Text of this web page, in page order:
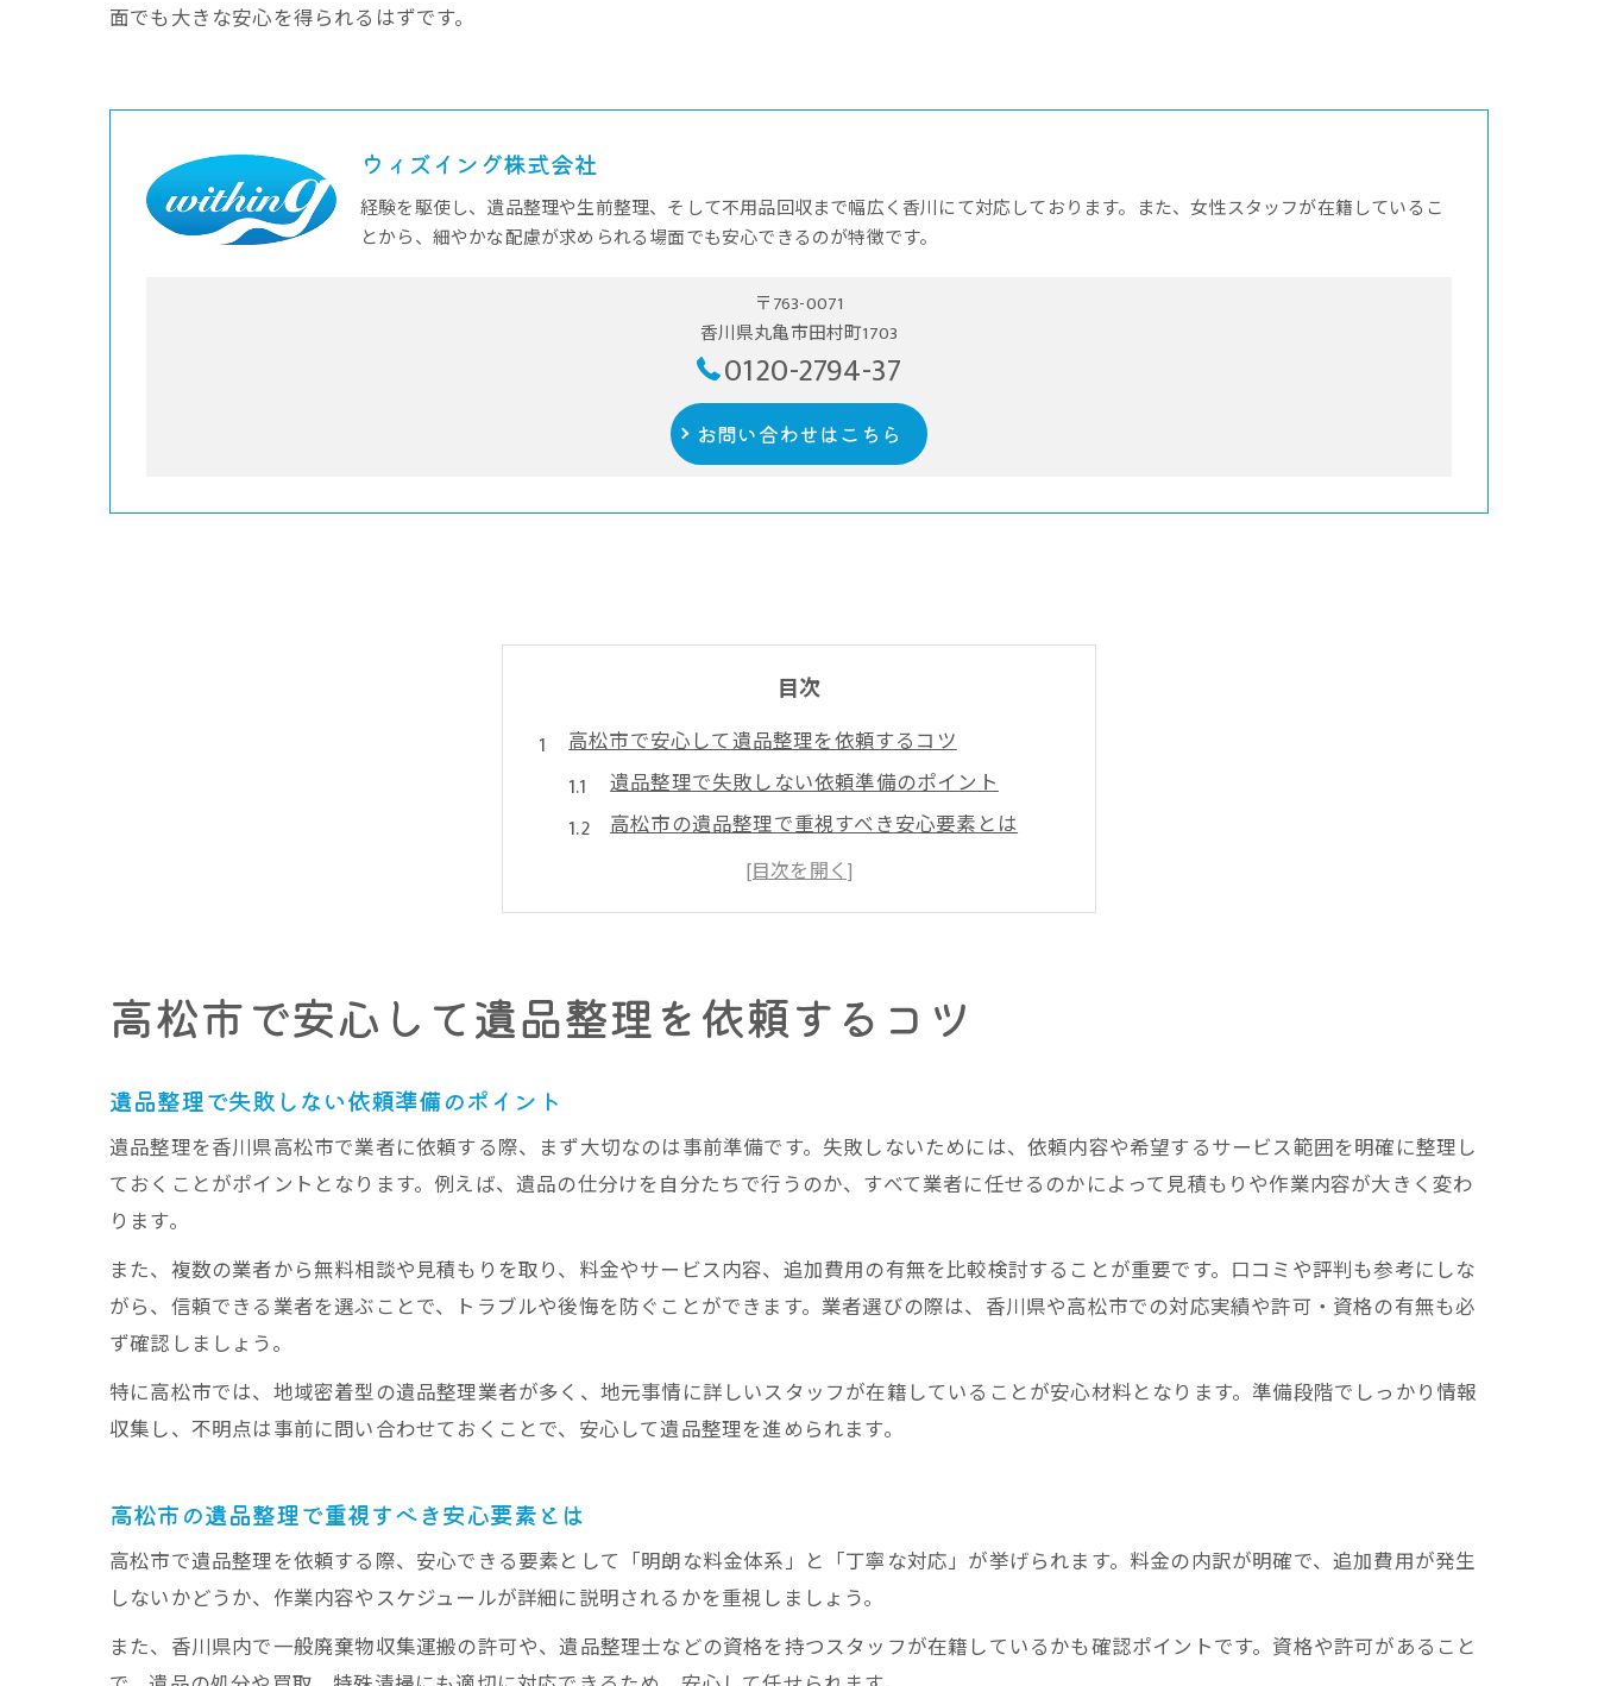
面でも大きな安心を得られるはずです。
ウィズイング株式会社
経験を駆使し、遺品整理や生前整理、そして不用品回収まで幅広く香川にて対応しております。また、女性スタッフが在籍しているこ
とから、細やかな配慮が求められる場面でも安心できるのが特徴です。
〒763-0071
香川県丸亀市田村町1703
0120-2794-37
お問い合わせはこちら
目次
高松市で安心して遺品整理を依頼するコツ
遺品整理で失敗しない依頼準備のポイント
高松市の遺品整理で重視すべき安心要素とは
信頼できる遺品整理業者の特徴を知る方法
遺品整理の無料相談を活用した安心の始め方
遺品整理業者選びで押さえたい高松市の特徴
高松市の遺品整理業者が持つ強みと安心感
遺品整理業者の資格・許可の確認が重要な理由
高松市で選ばれる遺品整理業者の傾向
遺品整理業者選びで重視したい認可と実績
高松市で安心の遺品整理を叶えるチェック項目
利用者の声から学ぶ遺品整理業者の選び方
遺品整理の対応力を確認する具体的な質問例
高松市の遺品整理で無料回収が可能な品目
遺品整理と特殊清掃の違いと依頼のポイント
遺品整理で家財整理業者ができることを解説
高松市で安心して遺品整理を依頼するコツ
遺品整理で失敗しない依頼準備のポイント
遺品整理を香川県高松市で業者に依頼する際、まず大切なのは事前準備です。失敗しないためには、依頼内容や希望するサービス範囲を明確に整理し
ておくことがポイントとなります。例えば、遺品の仕分けを自分たちで行うのか、すべて業者に任せるのかによって見積もりや作業内容が大きく変わ
ります。
また、複数の業者から無料相談や見積もりを取り、料金やサービス内容、追加費用の有無を比較検討することが重要です。口コミや評判も参考にしな
がら、信頼できる業者を選ぶことで、トラブルや後悔を防ぐことができます。業者選びの際は、香川県や高松市での対応実績や許可・資格の有無も必
ず確認しましょう。
特に高松市では、地域密着型の遺品整理業者が多く、地元事情に詳しいスタッフが在籍していることが安心材料となります。準備段階でしっかり情報
収集し、不明点は事前に問い合わせておくことで、安心して遺品整理を進められます。
高松市の遺品整理で重視すべき安心要素とは
高松市で遺品整理を依頼する際、安心できる要素として「明朗な料金体系」と「丁寧な対応」が挙げられます。料金の内訳が明確で、追加費用が発生
しないかどうか、作業内容やスケジュールが詳細に説明されるかを重視しましょう。
また、香川県内で一般廃棄物収集運搬の許可や、遺品整理士などの資格を持つスタッフが在籍しているかも確認ポイントです。資格や許可があること